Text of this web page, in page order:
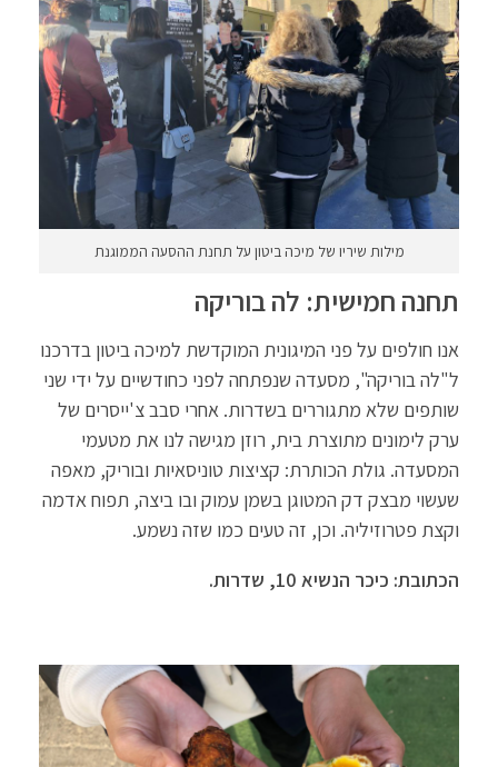
מילות שיריו של מיכה ביטון על תחנת ההסעה הממוגנת
תחנה חמישית: לה בוריקה
אנו חולפים על פני המיגונית המוקדשת למיכה ביטון בדרכנו
ל"לה בוריקה", מסעדה שנפתחה לפני כחודשיים על ידי שני
שותפים שלא מתגוררים בשדרות. אחרי סבב צ'ייסרים של
ערק לימונים מתוצרת בית, רוזן מגישה לנו את מטעמי
המסעדה. גולת הכותרת: קציצות טוניסאיות ובוריק, מאפה
שעשוי מבצק דק המטוגן בשמן עמוק ובו ביצה, תפוח אדמה
וקצת פטרוזיליה. וכן, זה טעים כמו שזה נשמע.
הכתובת: כיכר הנשיא 10, שדרות.